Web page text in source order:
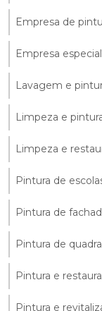
Empresa de
Empresa
Lavagem e
Limpeza e
Limpeza e
Pintura de
Pintura de
Pintura de
Pintura e
Pintura e